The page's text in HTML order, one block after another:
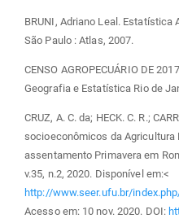
BRUNI, Adriano Leal. Estatística
São Paulo : Atlas, 2007.
CENSO AGROPECUÁRIO DE
Geografia e Estatística Rio de
CRUZ, A. C. da; HECK. C. R.;
socioeconômicos da Agricultura
assentamento Primavera em
v.35, n.2, 2020. Disponível em:<
http://www.seer.ufu.br/
Acesso em: 10 nov. 2020. DOI: